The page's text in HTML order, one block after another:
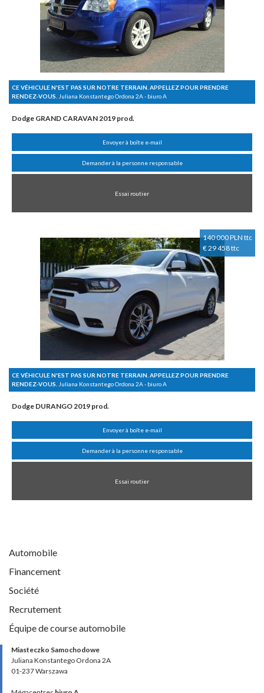
CE VÉHICULE N'EST PAS SUR NOTRE TERRAIN. APPELLEZ POUR PRENDRE
RENDEZ-VOUS. Juliana Konstantego Ordona 2A - biuro A
Dodge GRAND CARAVAN 2019 prod.
Envoyer à boîte e-mail
Demander à la personne responsable
Essai routier
140 000 PLN ttc
€ 29 458 ttc
CE VÉHICULE N'EST PAS SUR NOTRE TERRAIN. APPELLEZ POUR PRENDRE
RENDEZ-VOUS. Juliana Konstantego Ordona 2A - biuro A
Dodge DURANGO 2019 prod.
Envoyer à boîte e-mail
Demander à la personne responsable
Essai routier
Automobile
Financement
Société
Recrutement
Équipe de course automobile
Miasteczko Samochodowe
Juliana Konstantego Ordona 2A
01-237 Warszawa